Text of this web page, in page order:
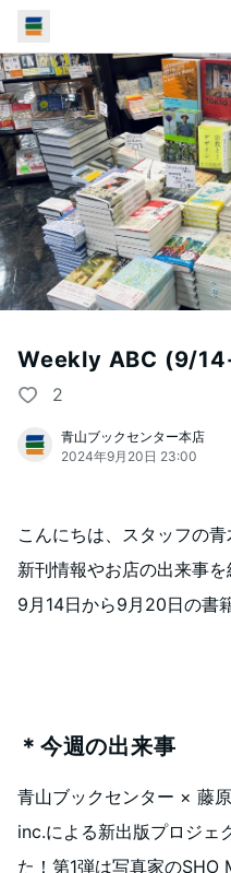
Weekly ABC (9/
2
青山ブックセンター本店
2024年9月20日 23:00
こんにちは、スタッフの青
新刊情報やお店の出来事
9月14日から9月20日の書
＊今週の出来事
青山ブックセンター × 藤
inc.による新出版プロジェ
た！第1弾は写真家のSHO